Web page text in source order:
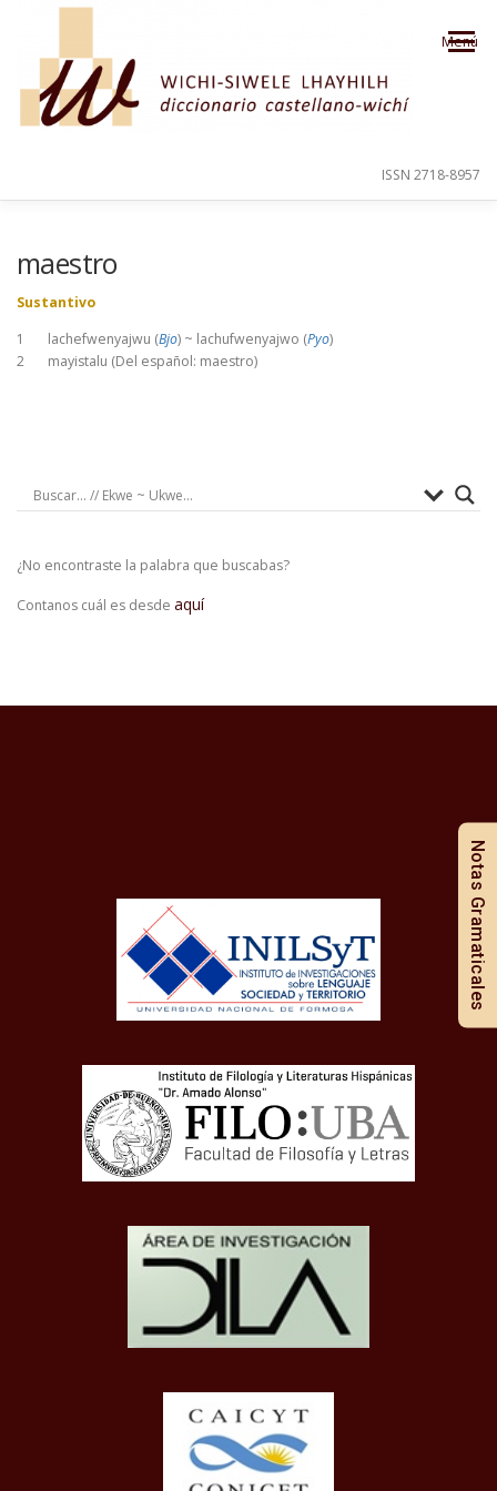
Saltar al contenido
Menú
ISSN 2718-8957
maestro
Sustantivo
1 lachefwenyajwu (Bjo) ~ lachufwenyajwo (Pyo)
2 mayistalu (Del español: maestro)
¿No encontraste la palabra que buscabas?
Contanos cuál es desde aquí
Notas Gramaticales